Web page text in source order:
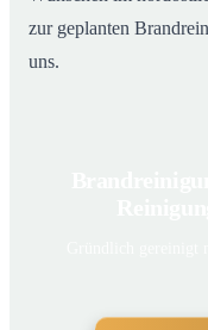
zur geplanten
uns.